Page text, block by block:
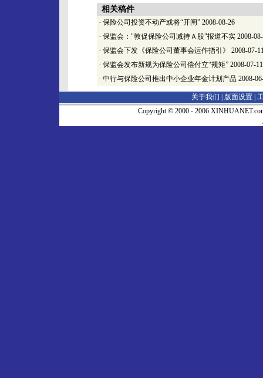
相关稿件
· 保险公司投资不动产或将“开闸” 2008-08-26
· 保监会："敦促保险公司减持Ａ股"报道不实 2008-
· 保监会下发《保险公司董事会运作指引》 2008-07-
· 保监会发布新规为保险公司偿付立“规矩” 2008-07-11
· 中行与保险公司推出中小企业年金计划产品 2008-
关于我们 | 版面设置
Copyright © 2000 - 2006